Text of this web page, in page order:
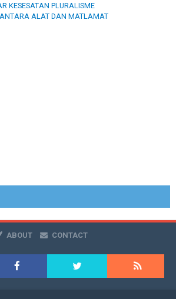
KESESATAN PLURALISME
ALAT DAN MATLAMAT
ABOUT CONTACT